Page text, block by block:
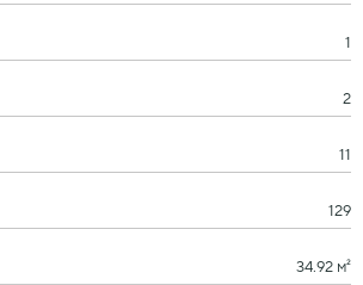
1
2
11
129
34.92 м²